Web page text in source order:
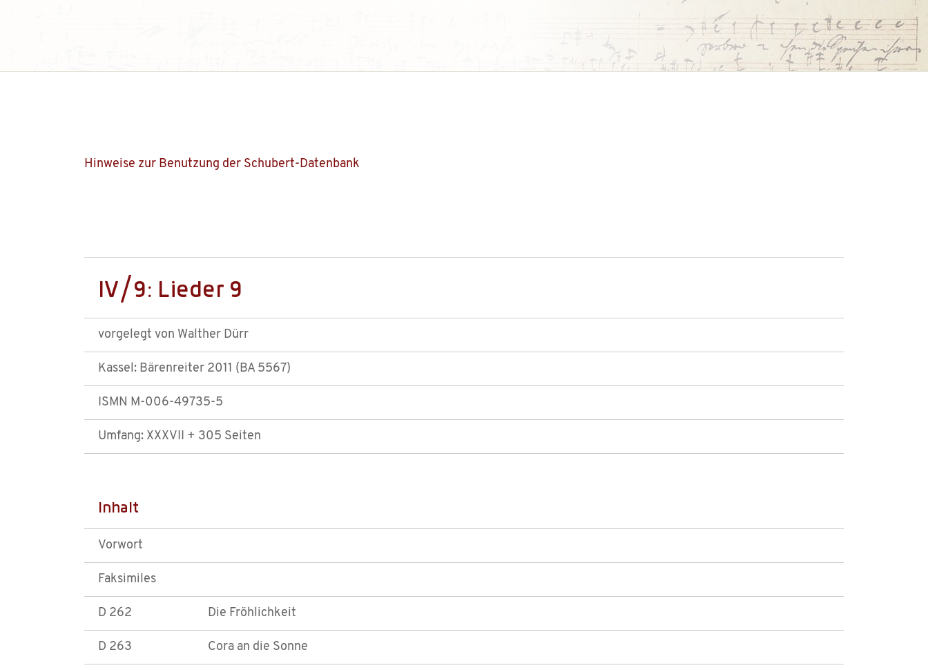
Hinweise zur Benutzung der Schubert-Datenbank
IV/9: Lieder 9
vorgelegt von Walther Dürr
Kassel: Bärenreiter 2011 (BA 5567)
ISMN M-006-49735-5
Umfang: XXXVII + 305 Seiten
Inhalt
Vorwort
Faksimiles
D 262 Die Fröhlichkeit
D 263 Cora an die Sonne